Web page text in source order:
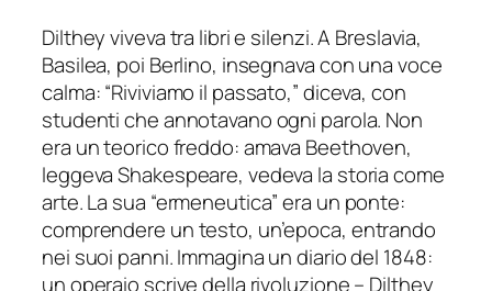
Dilthey viveva tra libri e silenzi. A Breslavia,
Basilea, poi Berlino, insegnava con una voce
calma: “Riviviamo il passato,” diceva, con
studenti che annotavano ogni parola. Non
era un teorico freddo: amava Beethoven,
leggeva Shakespeare, vedeva la storia come
arte. La sua “ermeneutica” era un ponte:
comprendere un testo, un’epoca, entrando
nei suoi panni. Immagina un diario del 1848:
un operaio scrive della rivoluzione – Dilthey